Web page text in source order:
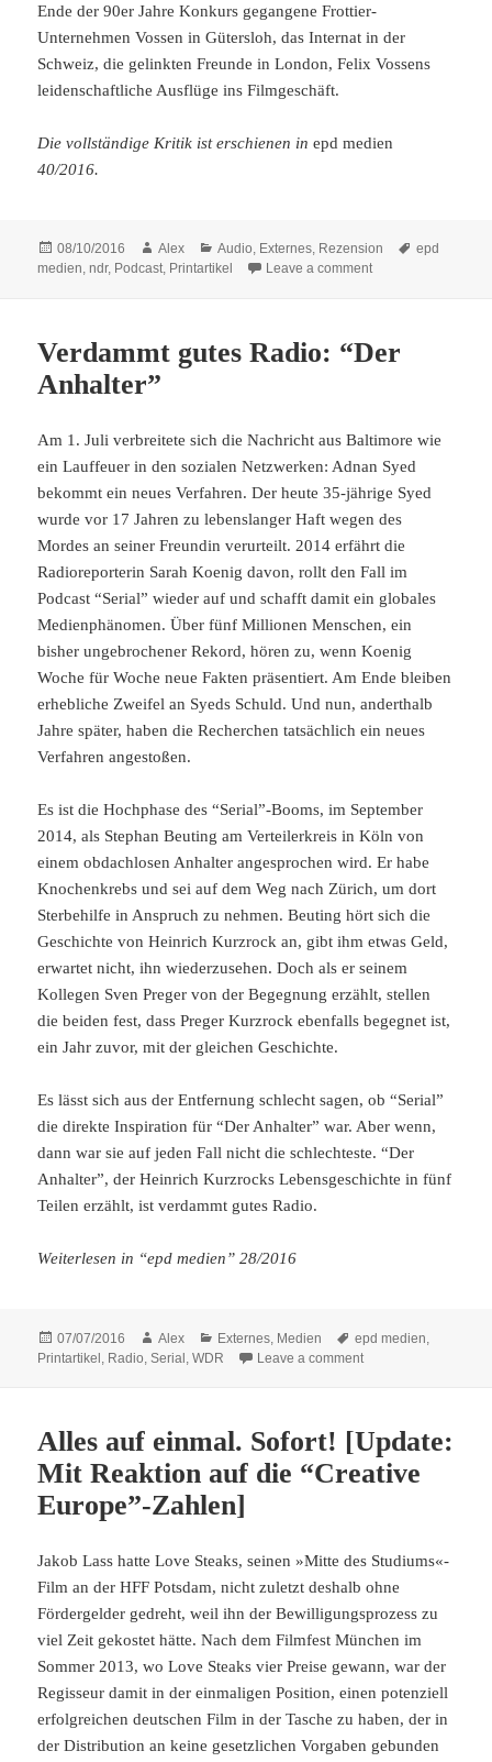
Ende der 90er Jahre Konkurs gegangene Frottier-
Unternehmen Vossen in Gütersloh, das Internat in der
Schweiz, die gelinkten Freunde in London, Felix Vossens
leidenschaftliche Ausflüge ins Filmgeschäft.
Die vollständige Kritik ist erschienen inepd medien
40/2016.
Posted
on
08/10/2016 Author
Alex Categories
Audio, Externes, Rezension Tags
epd
medien,ndr, Podcast, Printartikel Leave a commenton In der Mitte ein
Verdammt gutes Radio: “Der
Anhalter”
Am 1. Juli verbreitete sich die Nachricht aus Baltimore wie
ein Lauffeuer in den sozialen Netzwerken: Adnan Syed
bekommt ein neues Verfahren. Der heute 35-jährige Syed
wurde vor 17 Jahren zu lebenslanger Haft wegen des
Mordes an seiner Freundin verurteilt. 2014 erfährt die
Radioreporterin Sarah Koenig davon, rollt den Fall im
Podcast “Serial” wieder auf und schafft damit ein globales
Medienphänomen. Über fünf Millionen Menschen, ein
bisher ungebrochener Rekord, hören zu, wenn Koenig
Woche für Woche neue Fakten präsentiert. Am Ende bleiben
erhebliche Zweifel an Syeds Schuld. Und nun, anderthalb
Jahre später, haben die Recherchen tatsächlich ein neues
Verfahren angestoßen.
Es ist die Hochphase des “Serial”-Booms, im September
2014, als Stephan Beuting am Verteilerkreis in Köln von
einem obdachlosen Anhalter angesprochen wird. Er habe
Knochenkrebs und sei auf dem Weg nach Zürich, um dort
Sterbehilfe in Anspruch zu nehmen. Beuting hört sich die
Geschichte von Heinrich Kurzrock an, gibt ihm etwas Geld,
erwartet nicht, ihn wiederzusehen. Doch als er seinem
Kollegen Sven Preger von der Begegnung erzählt, stellen
die beiden fest, dass Preger Kurzrock ebenfalls begegnet ist,
ein Jahr zuvor, mit der gleichen Geschichte.
Es lässt sich aus der Entfernung schlecht sagen, ob “Serial”
die direkte Inspiration für “Der Anhalter” war. Aber wenn,
dann war sie auf jeden Fall nicht die schlechteste. “Der
Anhalter”, der Heinrich Kurzrocks Lebensgeschichte in fünf
Teilen erzählt, ist verdammt gutes Radio.
Weiterlesen in “epd medien” 28/2016
Posted
on
07/07/2016 Author
Alex Categories
Externes Medien Tags
epd medien
Printartikel Radio ,Serial ,WDR Leave a commenton Verdammt gutes
Alles auf einmal. Sofort! [Update:
Mit Reaktion auf die “Creative
Europe”-Zahlen]
Jakob Lass hatte Love Steaks, seinen »Mitte des Studiums«-
Film an der HFF Potsdam, nicht zuletzt deshalb ohne
Fördergelder gedreht, weil ihn der Bewilligungsprozess zu
viel Zeit gekostet hätte. Nach dem Filmfest München im
Sommer 2013, wo Love Steaks vier Preise gewann, war der
Regisseur damit in der einmaligen Position, einen potenziell
erfolgreichen deutschen Film in der Tasche zu haben, der in
der Distribution an keine gesetzlichen Vorgaben gebunden